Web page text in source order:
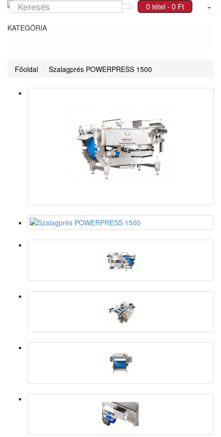
0 tétel - 0 Ft
KATEGÓRIA
Főoldal Szalagprés POWERPRESS 1500